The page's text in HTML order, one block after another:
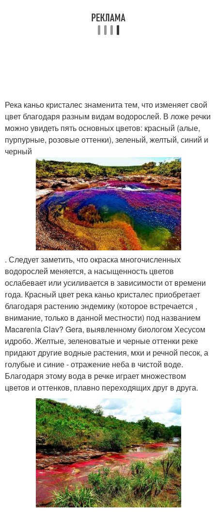
Река каньо кристалес знаменита тем, что изменяет свой
цвет благодаря разным видам водорослей. В ложе речки
можно увидеть пять основных цветов: красный (алые,
пурпурные, розовые оттенки), зеленый, желтый, синий и
черный
. Следует заметить, что окраска многочисленных
водорослей меняется, а насыщенность цветов
ослабевает или усиливается в зависимости от времени
года. Красный цвет река каньо кристалес приобретает
благодаря растению эндемику (которое встречается ,
внимание, только в данной местности) под названием
Macarenia Clav? Gera, выявленному биологом Хесусом
идробо. Желтые, зеленоватые и черные оттенки реке
придают другие водные растения, мхи и речной песок, а
голубые и синие - отражение неба в чистой воде.
Благодаря этому вода в речке играет множеством
цветов и оттенков, плавно переходящих друг в друга.